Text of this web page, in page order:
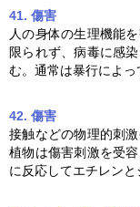
41. 傷害
人の身体の生理機能
限られず、病毒に感
む。通常は暴行によ
42. 傷害
接触などの物理的刺
植物は傷害刺激を受
に反応してエチレン